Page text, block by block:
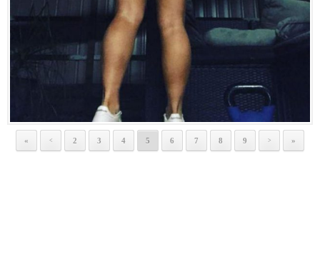
« < 2 3 4 5 6 7 8 9 > »